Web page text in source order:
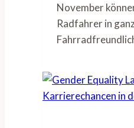
November
Radfahrer in